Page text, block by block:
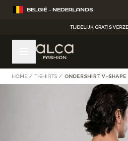
Ga naar de inhoud
TIJDELIJK GRATIS
BELGIË - NEDERLANDS
HOME / T-SHIRTS / ONDERSHIRT V-SHAPE